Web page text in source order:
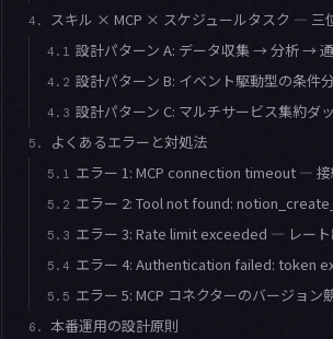
4. スキル × MCP × スケジュールタスク — 三
4.1 設計パターン A: データ収集 → 分析 →
4.2 設計パターン B: イベント駆動型の条件
4.3 設計パターン C: マルチサービス集約ダ
5. よくあるエラーと対処法
5.1 エラー 1: MCP connection timeout — 接
5.2 エラー 2: Tool not found:
5.3 エラー 3: Rate limit exceeded — レート
5.4 エラー 4: Authentication failed: token
5.5 エラー 5: MCP コネクターのバージョン
6. 本番運用の設計原則